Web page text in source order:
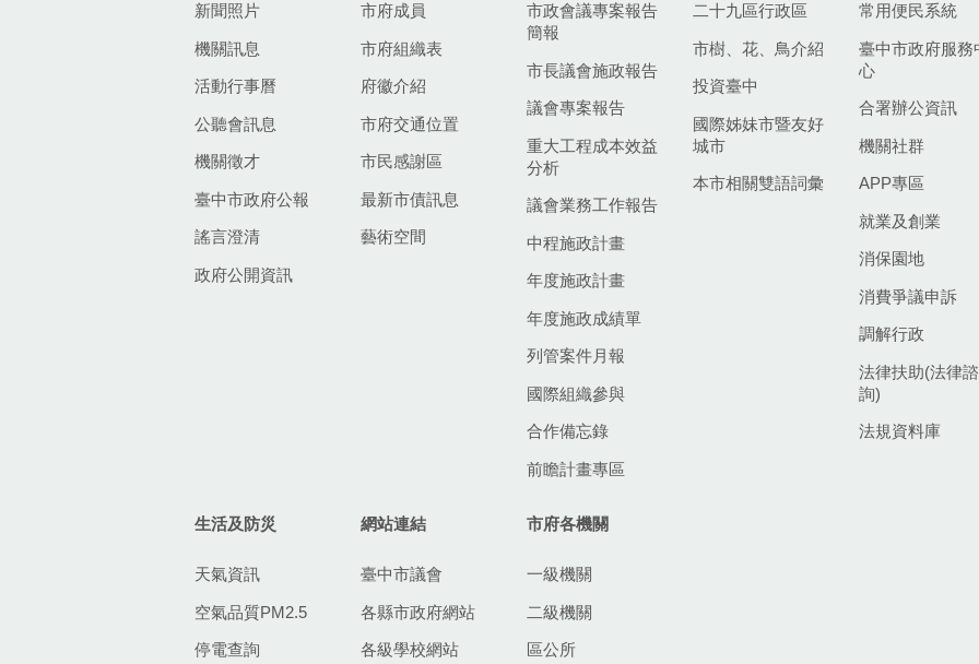
新聞照片
機關訊息
活動行事曆
公聽會訊息
機關徵才
臺中市政府公報
謠言澄清
政府公開資訊
市府成員
市府組織表
府徽介紹
市府交通位置
市民感謝區
最新市債訊息
藝術空間
市政會議專案報告
簡報
市長議會施政報告
議會專案報告
重大工程成本效益
分析
議會業務工作報告
中程施政計畫
年度施政計畫
年度施政成績單
列管案件月報
國際組織參與
合作備忘錄
前瞻計畫專區
二十九區行政區
市樹、花、鳥介紹
投資臺中
國際姊妹市暨友好
城市
本市相關雙語詞彙
常用便民系統
臺中市政府服務
心
合署辦公資訊
機關社群
APP專區
就業及創業
消保園地
消費爭議申訴
調解行政
法律扶助(法律諮
詢)
法規資料庫
生活及防災
天氣資訊
空氣品質PM2.5
停電查詢
網站連結
臺中市議會
各縣市政府網站
各級學校網站
市府各機關
一級機關
二級機關
區公所